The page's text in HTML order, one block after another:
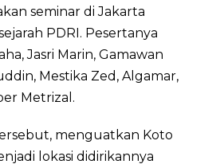
seminar di Jakarta
PDRI. Pesertanya
Jasri Marin, Gamawan
Mestika Zed, Algamar,
Metrizal.
menguatkan Koto
lokasi didirikannya